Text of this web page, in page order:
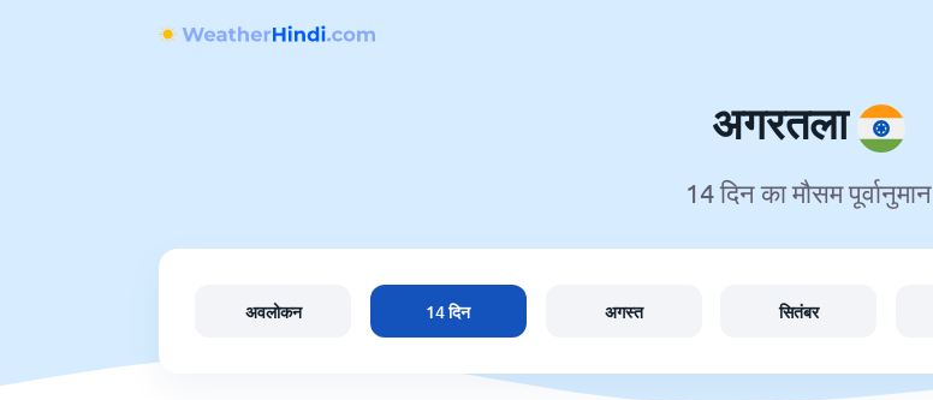
अगरतला
14 दिन का मौसम पूर्वानुमान
अवलोकन 14 दिन अगस्त सितंबर